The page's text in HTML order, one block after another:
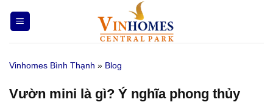
qua
nội
Vinhomes Bình Thạnh » Blog
Vườn mini là gì? Ý nghĩa phong thủy